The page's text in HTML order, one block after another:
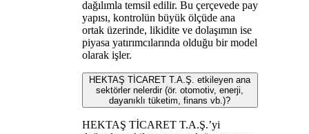
dağılımla temsil edilir. Bu çerçevede pay
yapısı, kontrolün büyük ölçüde ana
ortak üzerinde, likidite ve dolaşımın ise
piyasa yatırımcılarında olduğu bir model
olarak işler.
HEKTAŞ TİCARET T.A.Ş. etkileyen ana
sektörler nelerdir (ör. otomotiv, enerji,
dayanıklı tüketim, finans vb.)?
HEKTAŞ TİCARET T.A.Ş.’yi